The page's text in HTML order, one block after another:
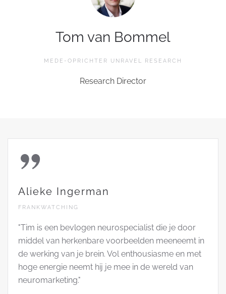
Tom van Bommel
MEDE-OPRICHTER UNRAVEL RESEARCH
Research Director
Alieke Ingerman
FRANKWATCHING
"Tim is een bevlogen neurospecialist die je door
middel van herkenbare voorbeelden meeneemt in
de werking van je brein. Vol enthousiasme en met
hoge energie neemt hij je mee in de wereld van
neuromarketing."